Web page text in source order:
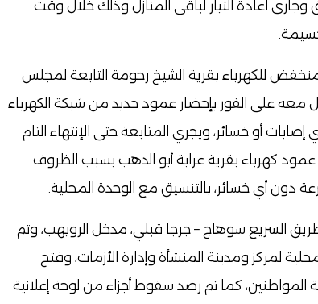
وجارى اعادة التيار لباقى المنازل وذلك خلال وقت
للكهرباء بقرية الشيخ رحومة التابعة لمجلس
معه على الفور بإحضار عمود جديد من شبكة الكهرباء
أو خسائر، ويجري المتابعة حتى الإنتهاء التام
كهرباء بقرية عرابة أبو الدهب بسبب الظروف
دون أي خسائر، بالتنسيق مع الوحدة المحلية.
السريع سوهاج – جرجا قبلي، مدخل الرويهب، وتم
لمركز ومدينة المنشأة وإدارة الأزمات، وفتح
المواطنين، كما تم رصد سقوط أجزاء من لوحة إعلانية